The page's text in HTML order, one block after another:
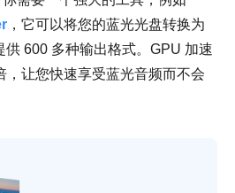
，它可以将您的蓝光光盘转换为
供 600 多种输出格式。GPU 加速
，让您快速享受蓝光音频而不会